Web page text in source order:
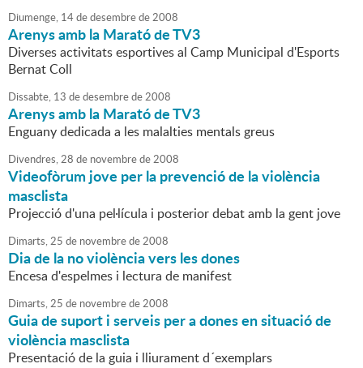
Diumenge, 14dedesembrede2008
Arenys amb la Marató de TV3
Diverses activitats esportives al Camp Municipal d'Esports
Bernat Coll
Dissabte, 13 dedesembrede2008
Arenys amb la Marató de TV3
Enguany dedicada a les malalties mentals greus
Divendres,28 de novembrede2008
Videofòrum jove per la prevenció de la violència
masclista
Projecció d'una pel·lícula i posterior debat amb la gent jove
Dimarts,25 de novembrede2008
Dia de la no violència vers les dones
Encesa d'espelmes i lectura de manifest
Dimarts,25 de novembrede2008
Guia de suport i serveis per a dones en situació de
violència masclista
Presentació de la guia i lliurament d´exemplars